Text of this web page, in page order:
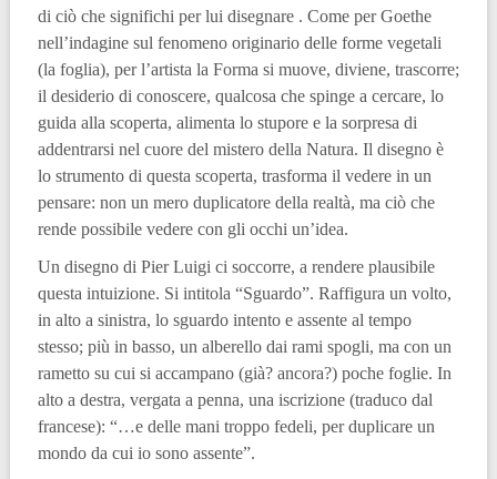
di ciò che significhi per lui disegnare . Come per Goethe
nell’indagine sul fenomeno originario delle forme vegetali
(la foglia), per l’artista la Forma si muove, diviene, trascorre;
il desiderio di conoscere, qualcosa che spinge a cercare, lo
guida alla scoperta, alimenta lo stupore e la sorpresa di
addentrarsi nel cuore del mistero della Natura. Il disegno è
lo strumento di questa scoperta, trasforma il vedere in un
pensare: non un mero duplicatore della realtà, ma ciò che
rende possibile vedere con gli occhi un’idea.
Un disegno di Pier Luigi ci soccorre, a rendere plausibile
questa intuizione. Si intitola “Sguardo”. Raffigura un volto,
in alto a sinistra, lo sguardo intento e assente al tempo
stesso; più in basso, un alberello dai rami spogli, ma con un
rametto su cui si accampano (già? ancora?) poche foglie. In
alto a destra, vergata a penna, una iscrizione (traduco dal
francese): “…e delle mani troppo fedeli, per duplicare un
mondo da cui io sono assente”.